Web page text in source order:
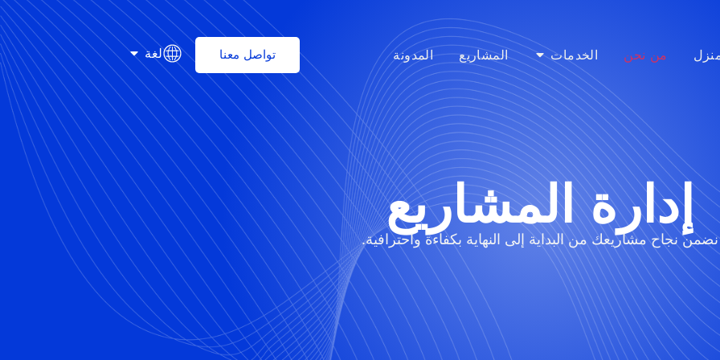
من نحن الخدمات المشاريع المدونة تواصل معنا لغة
إدارة المشاريع
نضمن نجاح مشاريعك من البداية إلى النهاية بكفاءة واحترافية.